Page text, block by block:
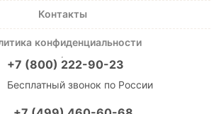
Контакты
конфиденциальности
+7 (800) 222-90-23
Бесплатный звонок по России